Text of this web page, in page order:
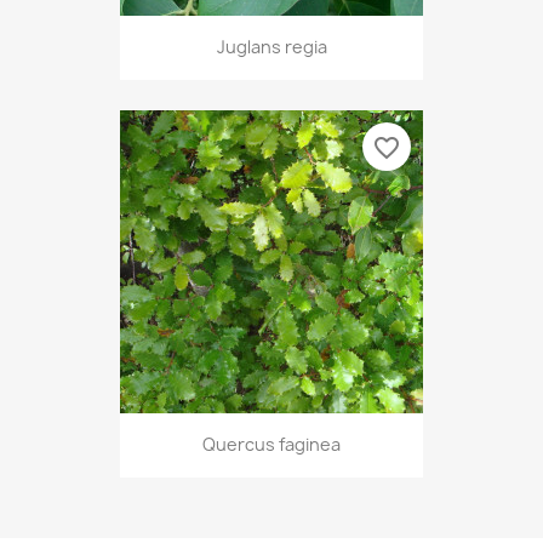
Juglans regia
Quercus faginea
favorite_border